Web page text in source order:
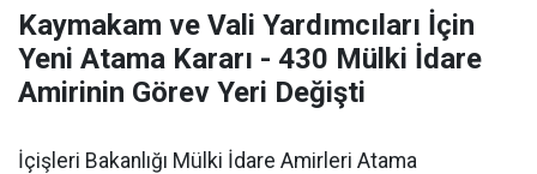
Kaymakam ve Vali Yardımcıları İçin
Yeni Atama Kararı - 430 Mülki İdare
Amirinin Görev Yeri Değişti
İçişleri Bakanlığı Mülki İdare Amirleri Atama